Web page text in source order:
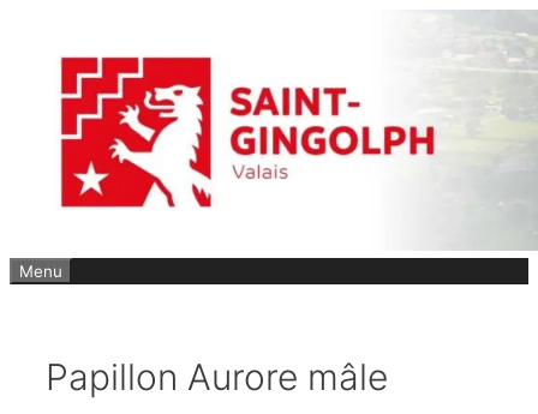
contenu
Menu
Papillon Aurore mâle